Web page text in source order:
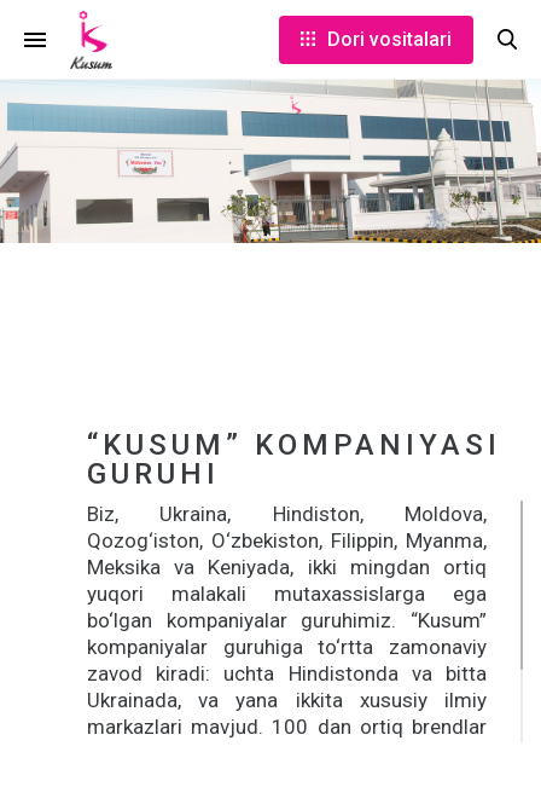
Dori vositalari
“KUSUM” KOMPANIYASI
GURUHI
Biz, Ukraina, Hindiston, Moldova,
Qozog‘iston, O‘zbekiston, Filippin, Myanma,
Meksika va Keniyada, ikki mingdan ortiq
yuqori malakali mutaxassislarga ega
bo‘lgan kompaniyalar guruhimiz. “Kusum”
kompaniyalar guruhiga to‘rtta zamonaviy
zavod kiradi: uchta Hindistonda va bitta
Ukrainada, va yana ikkita xususiy ilmiy
markazlari mavjud. 100 dan ortiq brendlar